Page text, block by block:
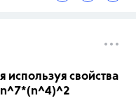
свойства